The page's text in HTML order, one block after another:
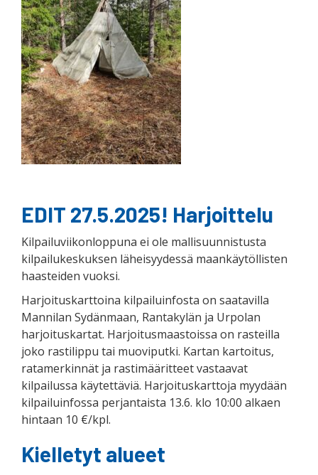
EDIT 27.5.2025! Harjoittelu
Kilpailuviikonloppuna ei ole mallisuunnistusta
kilpailukeskuksen läheisyydessä maankäytöllisten
haasteiden vuoksi.
Harjoituskarttoina kilpailuinfosta on saatavilla
Mannilan Sydänmaan, Rantakylän ja Urpolan
harjoituskartat. Harjoitusmaastoissa on rasteilla
joko rastilippu tai muoviputki. Kartan kartoitus,
ratamerkinnät ja rastimääritteet vastaavat
kilpailussa käytettäviä. Harjoituskarttoja myydään
kilpailuinfossa perjantaista 13.6. klo 10:00 alkaen
hintaan 10 €/kpl.
Kielletyt alueet